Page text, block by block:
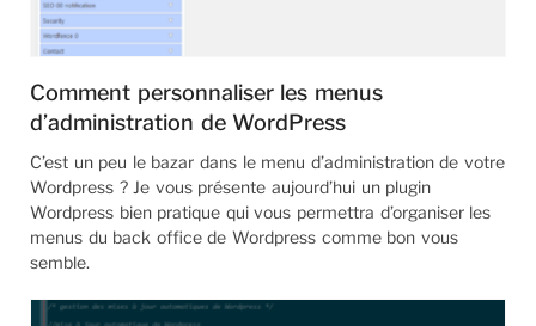
Comment personnaliser les menus
d’administration de WordPress
C’est un peu le bazar dans le menu d’administration de votre
Wordpress ? Je vous présente aujourd’hui un plugin
Wordpress bien pratique qui vous permettra d’organiser les
menus du back office de Wordpress comme bon vous
semble.